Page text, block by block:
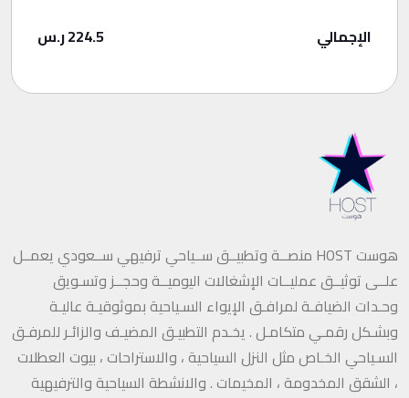
الإجمالي 224.5ر.س
هوست HOST منصــة وتطبيــق ســياحي ترفيهي ســعودي يعمــل
علــى توثيــق عمليــات الإشغالات اليوميــة وحجــز وتسـويق
وحـدات الضيافـة لمرافـق الإيواء السـياحية بموثوقيـة عاليـة
وبشـكل رقمـي متكامـل . يخـدم التطبيـق المضيـف والزائـر للمرفـق
السـياحي الخـاص مثل النزل السياحية ، والاستراحات ، بيوت العطلات
، الشقق المخدومة ، المخيمات . والانشطة السياحية والترفيهية